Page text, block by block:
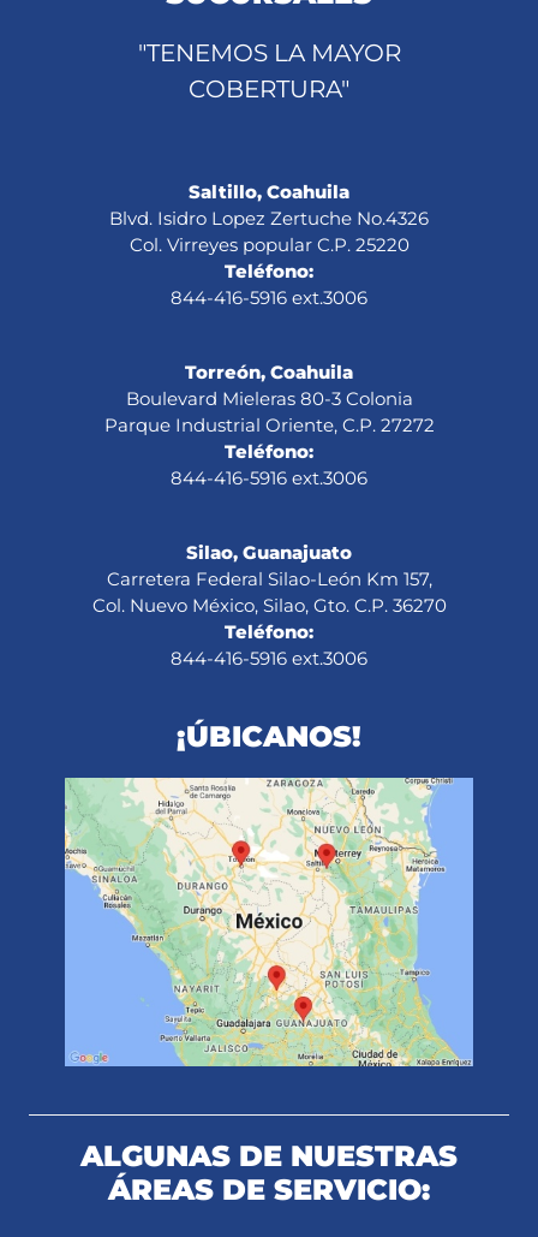
"TENEMOS LA MAYOR
COBERTURA"
Saltillo, Coahuila
Blvd. Isidro Lopez Zertuche No.4326
Col. Virreyes popular C.P. 25220
Teléfono:
844-416-5916 ext.3006
Torreón, Coahuila
Boulevard Mieleras 80-3 Colonia
Parque Industrial Oriente, C.P. 27272
Teléfono:
844-416-5916 ext.3006
Silao, Guanajuato
Carretera Federal Silao-León Km 157,
Col. Nuevo México, Silao, Gto. C.P. 36270
Teléfono:
844-416-5916 ext.3006
¡ÚBICANOS!
ALGUNAS DE NUESTRAS
ÁREAS DE SERVICIO: